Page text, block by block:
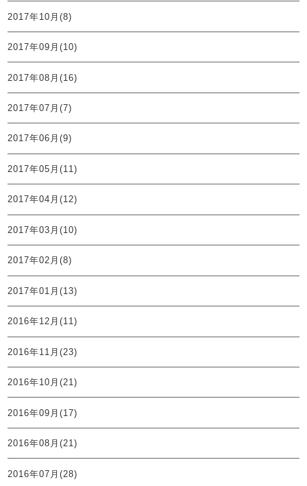
2017年10月(8)
2017年09月(10)
2017年08月(16)
2017年07月(7)
2017年06月(9)
2017年05月(11)
2017年04月(12)
2017年03月(10)
2017年02月(8)
2017年01月(13)
2016年12月(11)
2016年11月(23)
2016年10月(21)
2016年09月(17)
2016年08月(21)
2016年07月(28)